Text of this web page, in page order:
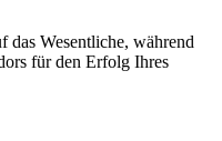
das Wesentliche, während
für den Erfolg Ihres